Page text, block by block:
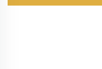
ສະແຕມບິ້ງ ການຜະລິດໂລຫະ